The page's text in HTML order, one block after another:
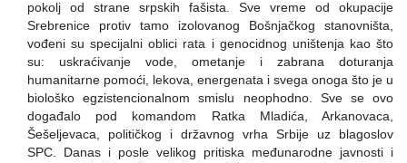
pokolj od strane srpskih fašista. Sve vreme od okupacije
Srebrenice protiv tamo izolovanog Bošnjačkog stanovništa,
vođeni su specijalni oblici rata i genocidnog uništenja kao što
su: uskraćivanje vode, ometanje i zabrana doturanja
humanitarne pomoći, lekova, energenata i svega onoga što je u
biološko egzistencionalnom smislu neophodno. Sve se ovo
događalo pod komandom Ratka Mladića, Arkanovaca,
Šešeljevaca, političkog i državnog vrha Srbije uz blagoslov
SPC. Danas i posle velikog pritiska međunarodne javnosti i